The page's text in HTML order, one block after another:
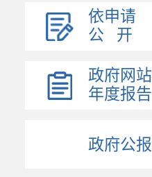
依申请
公 开
政府网站
年度报告
政府公报